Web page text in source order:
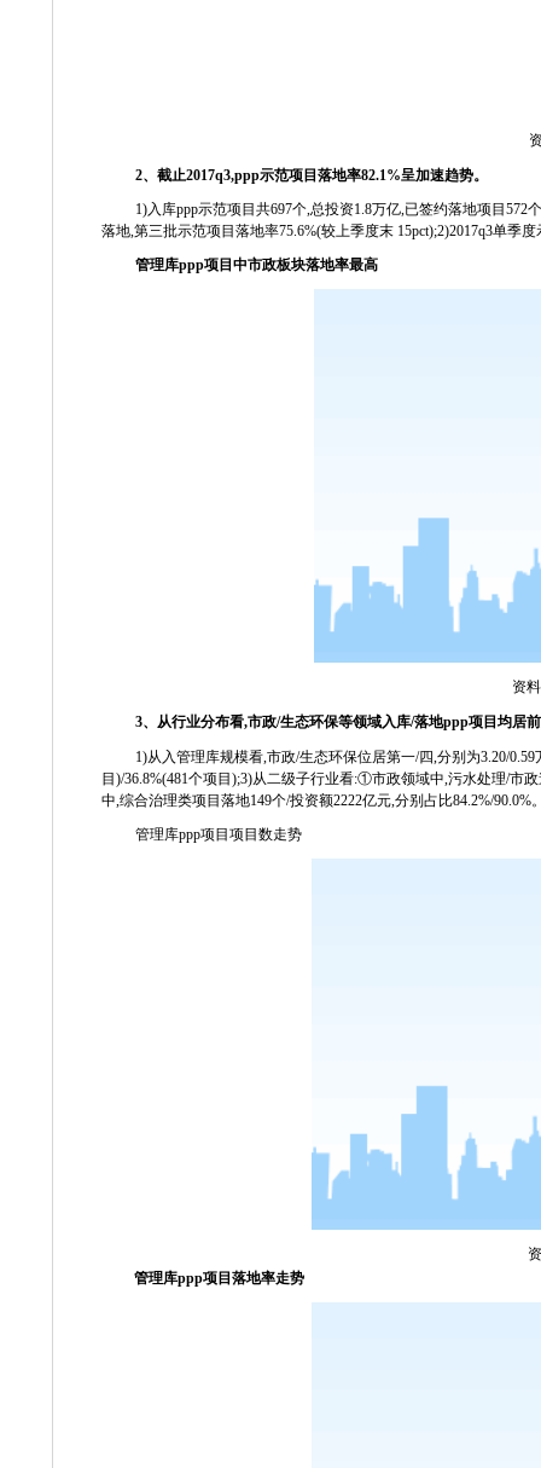
2、截止2017q3,ppp示范项目落地率82.1%呈加速趋势。
1)入库ppp示范项目共697个,总投资1.8万亿,已签约落地项目 572个
落地,第三批示范项目落地率75.6%(较上季度末 15pct);2)2017q3单季度
管理库ppp项目中市政板块落地率最高
资
3、从行业分布看,市政/生态环保等领域入库/落地ppp项目均居
1)从入管理库规模看,市政/生态环保位居第一/四,分别为3.20/0.59
目)/36.8%(481个项目);3)从二级子行业看:①市政领域中,污水处理/市
中,综合治理类项目落地149个/投资额2222亿元,分别占比84.2%/90.0%
管理库ppp项目项目数走势
管理库ppp项目落地率走势